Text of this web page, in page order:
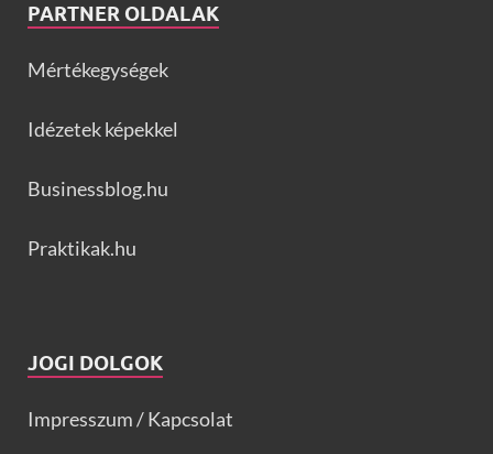
PARTNER OLDALAK
Mértékegységek
Idézetek képekkel
Businessblog.hu
Praktikak.hu
JOGI DOLGOK
Impresszum / Kapcsolat